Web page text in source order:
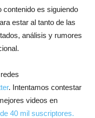
contenido es siguiendo
estar al tanto de las
análisis y rumores
. Intentamos contestar
videos en
40 mil suscriptores.